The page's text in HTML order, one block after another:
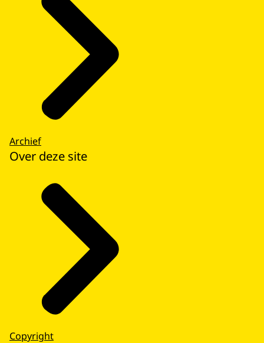
het NL-Alert. U mist het bericht ook als uw
telefoon op vliegtuigstand of op niet storen
NL-Alert wordt alleen tijdens de
noodsituatie uitgezonden door de
overheid. Laat uw telefoon daarom altijd
aan staan.
Meer weten over NL-Alert? Kijk op de
Informatie over ernstige incidenten
noodsituatie? Raadpleeg uw regionale
omroep of gemeente voor meer informatie.
Of kijk op de website van de
veiligheidsregio waar u dan bent.
Dit was informatie van de Rijksoverheid.
Meer informatie vindt u op:
www.rijksoverheid.nl/gebarentaal
Archief
Over deze site
Copyright